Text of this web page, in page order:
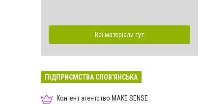
Всі матеріали тут
ПІДПРИЄМСТВА СЛОВ'ЯНСЬКА
Контент агентство MAKE SENSE